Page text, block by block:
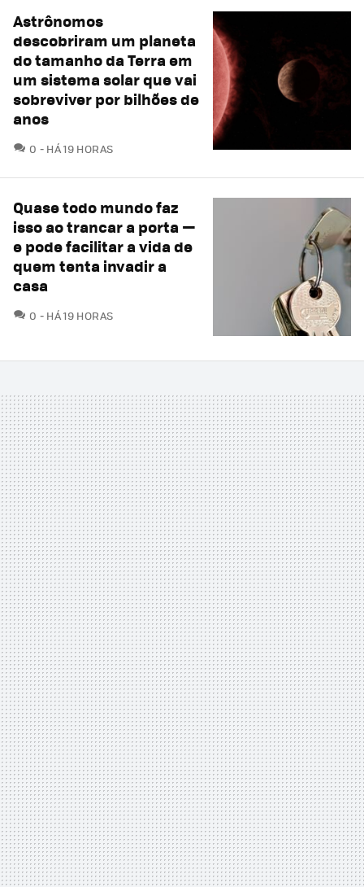
Astrônomos
descobriram um planeta
do tamanho da Terra em
um sistema solar que vai
sobreviver por bilhões de
anos
0 COMENTÁRIOS
HÁ 19 HORAS
Quase todo mundo faz
isso ao trancar a porta —
e pode facilitar a vida de
quem tenta invadir a
casa
0 COMENTÁRIOS
HÁ 19 HORAS